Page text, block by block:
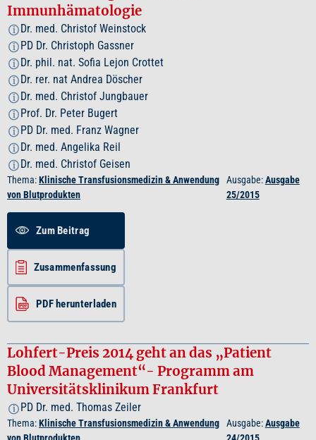
Immunhämatologie
i Dr. med. Christof Weinstock
i PD Dr. Christoph Gassner
i Dr. phil. nat. Sofia Lejon Crottet
i Dr. rer. nat Andrea Döscher
i Dr. med. Christof Jungbauer
i Prof. Dr. Peter Bugert
i PD Dr. med. Franz Wagner
i Dr. med. Angelika Reil
i Dr. med. Christof Geisen
Thema:Klinische Transfusionsmedizin & Anwendung
von Blutprodukten
Ausgabe:Ausgabe
25/2015
Zum Beitrag
Zusammenfassung
PDF herunterladen
Lohfert-Preis 2014 geht an das „Patient
Blood Management“- Programm am
Universitätsklinikum Frankfurt
i PD Dr. med. Thomas Zeiler
Thema:Klinische Transfusionsmedizin & Anwendung
Ausgabe:Ausgabe